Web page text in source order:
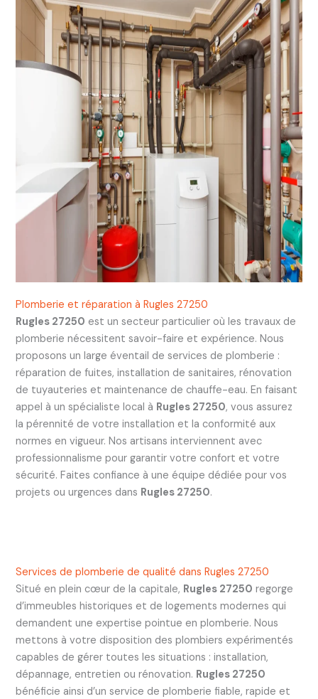
Plomberie et réparation à Rugles 27250
Rugles 27250 est un secteur particulier où les travaux de
plomberie nécessitent savoir-faire et expérience. Nous
proposons un large éventail de services de plomberie :
réparation de fuites, installation de sanitaires, rénovation
de tuyauteries et maintenance de chauffe-eau. En faisant
appel à un spécialiste local à Rugles 27250, vous assurez
la pérennité de votre installation et la conformité aux
normes en vigueur. Nos artisans interviennent avec
professionnalisme pour garantir votre confort et votre
sécurité. Faites confiance à une équipe dédiée pour vos
projets ou urgences dans Rugles 27250.
Services de plomberie de qualité dans Rugles 27250
Situé en plein cœur de la capitale, Rugles 27250 regorge
d’immeubles historiques et de logements modernes qui
demandent une expertise pointue en plomberie. Nous
mettons à votre disposition des plombiers expérimentés
capables de gérer toutes les situations : installation,
dépannage, entretien ou rénovation. Rugles 27250
bénéficie ainsi d’un service de plomberie fiable, rapide et